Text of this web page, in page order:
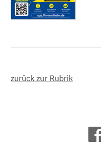
zurück zur Rubrik